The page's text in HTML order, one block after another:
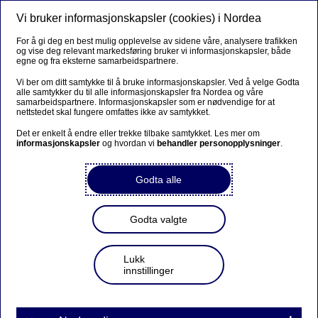
Vi bruker informasjonskapsler (cookies) i Nordea
For å gi deg en best mulig opplevelse av sidene våre, analysere trafikken
og vise deg relevant markedsføring bruker vi informasjonskapsler, både
egne og fra eksterne samarbeidspartnere.
Vi ber om ditt samtykke til å bruke informasjonskapsler. Ved å velge Godta
alle samtykker du til alle informasjonskapsler fra Nordea og våre
samarbeidspartnere. Informasjonskapsler som er nødvendige for at
nettstedet skal fungere omfattes ikke av samtykket.
Det er enkelt å endre eller trekke tilbake samtykket. Les mer om
informasjonskapsler og hvordan vi behandler personopplysninger.
Godta alle
Godta valgte
Lukk
innstillinger